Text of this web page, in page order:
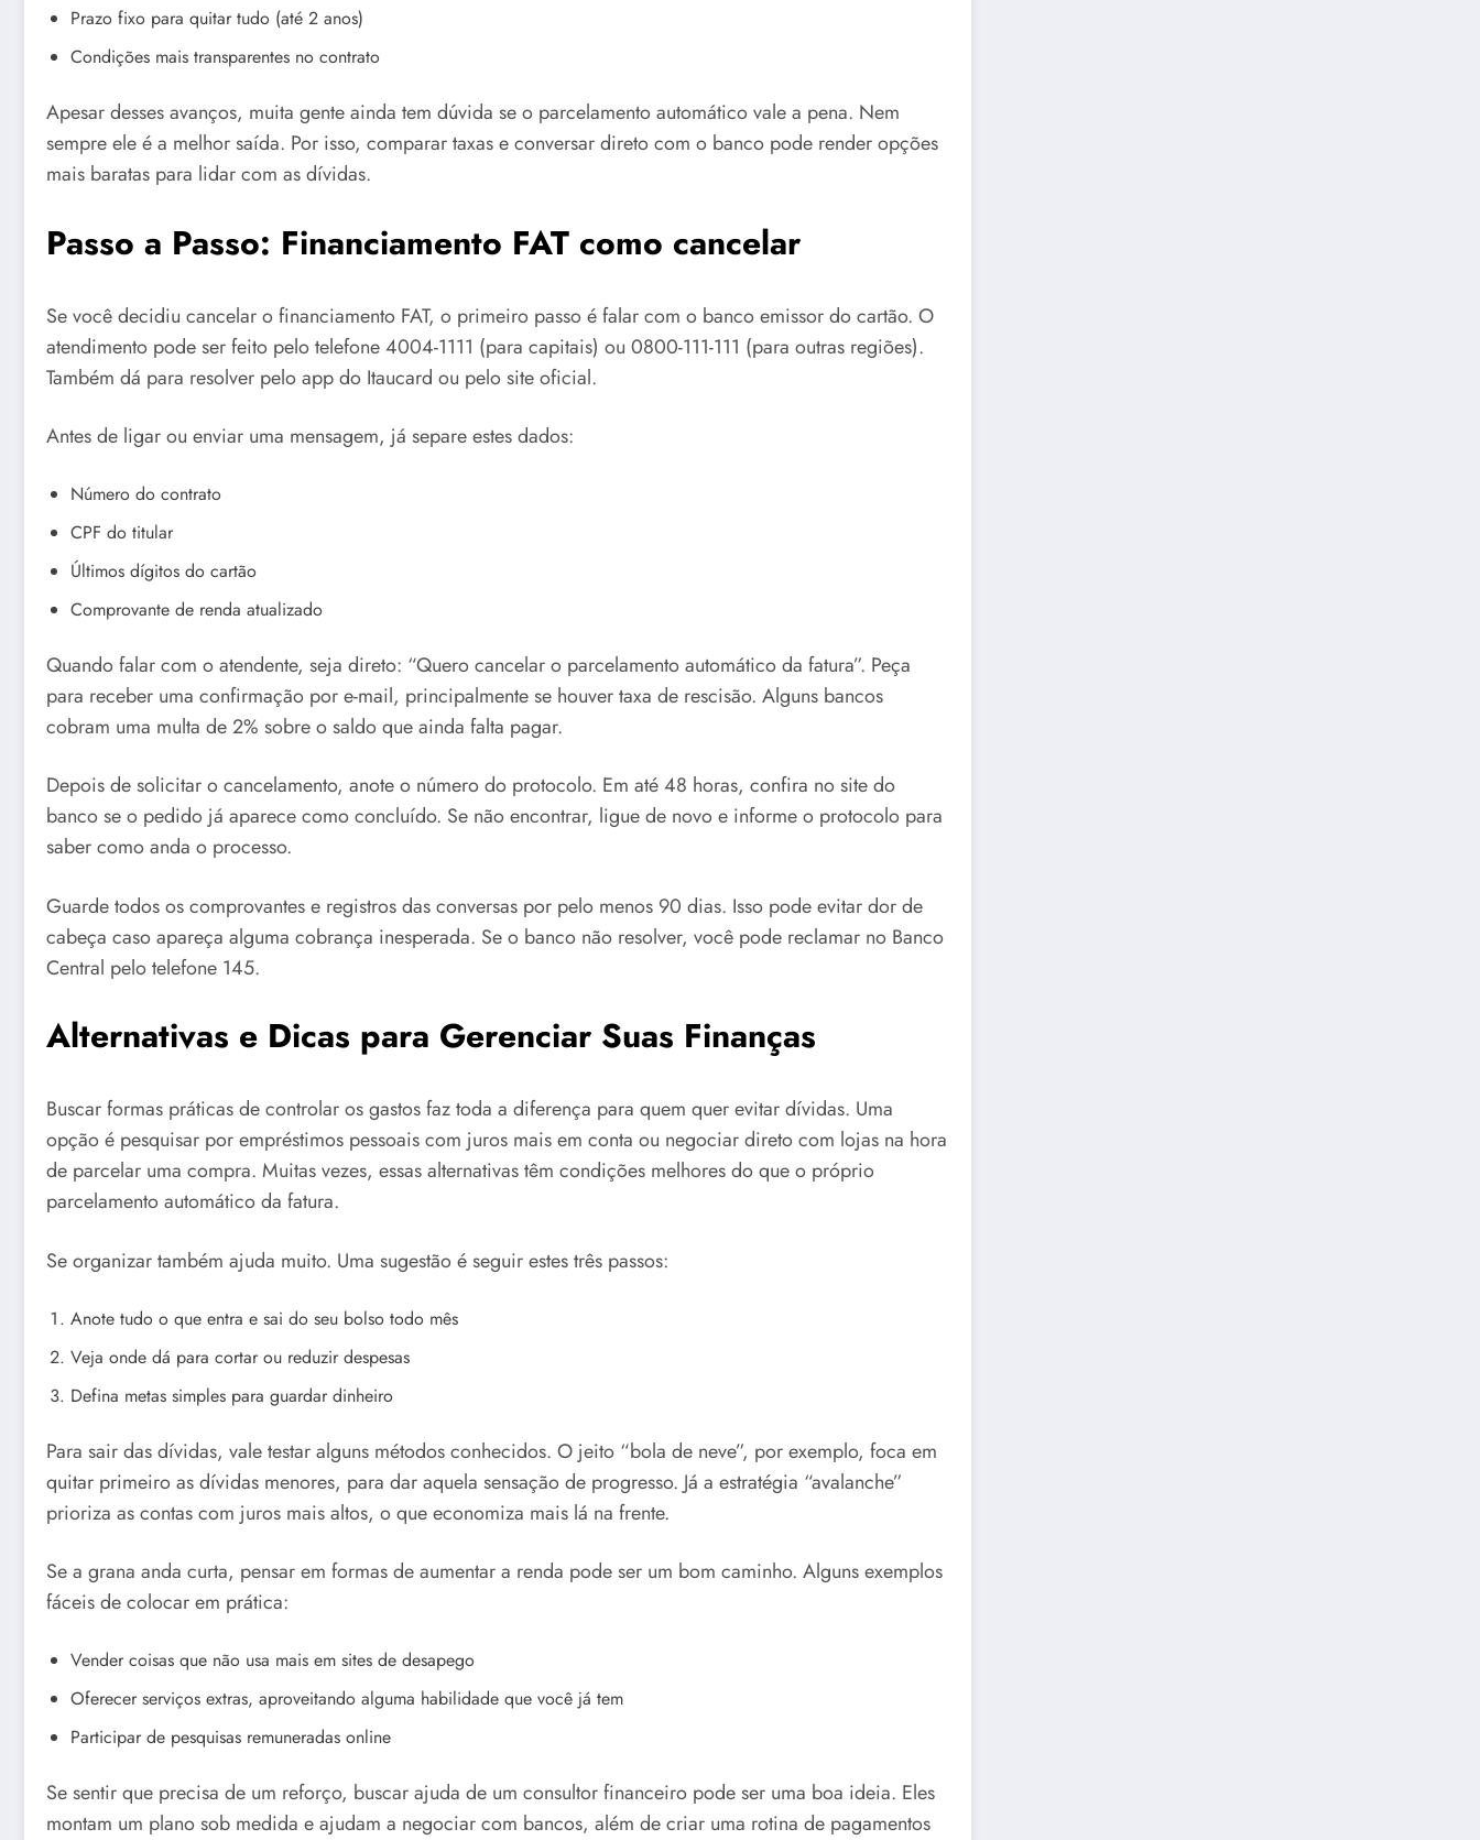
Prazo fixo para quitar tudo (até 2 anos)
Condições mais transparentes no contrato
Apesar desses avanços, muita gente ainda tem dúvida se o parcelamento automático vale a pena. Nem
sempre ele é a melhor saída. Por isso, comparar taxas e conversar direto com o banco pode render opções
mais baratas para lidar com as dívidas.
Passo a Passo: Financiamento FAT como cancelar
Se você decidiu cancelar o financiamento FAT, o primeiro passo é falar com o banco emissor do cartão. O
atendimento pode ser feito pelo telefone 4004-1111 (para capitais) ou 0800-111-111 (para outras regiões).
Também dá para resolver pelo app do Itaucard ou pelo site oficial.
Antes de ligar ou enviar uma mensagem, já separe estes dados:
Número do contrato
CPF do titular
Últimos dígitos do cartão
Comprovante de renda atualizado
Quando falar com o atendente, seja direto: “Quero cancelar o parcelamento automático da fatura”. Peça
para receber uma confirmação por e-mail, principalmente se houver taxa de rescisão. Alguns bancos
cobram uma multa de 2% sobre o saldo que ainda falta pagar.
Depois de solicitar o cancelamento, anote o número do protocolo. Em até 48 horas, confira no site do
banco se o pedido já aparece como concluído. Se não encontrar, ligue de novo e informe o protocolo para
saber como anda o processo.
Guarde todos os comprovantes e registros das conversas por pelo menos 90 dias. Isso pode evitar dor de
cabeça caso apareça alguma cobrança inesperada. Se o banco não resolver, você pode reclamar no Banco
Central pelo telefone 145.
Alternativas e Dicas para Gerenciar Suas Finanças
Buscar formas práticas de controlar os gastos faz toda a diferença para quem quer evitar dívidas. Uma
opção é pesquisar por empréstimos pessoais com juros mais em conta ou negociar direto com lojas na hora
de parcelar uma compra. Muitas vezes, essas alternativas têm condições melhores do que o próprio
parcelamento automático da fatura.
Se organizar também ajuda muito. Uma sugestão é seguir estes três passos:
Anote tudo o que entra e sai do seu bolso todo mês
Veja onde dá para cortar ou reduzir despesas
Defina metas simples para guardar dinheiro
Para sair das dívidas, vale testar alguns métodos conhecidos. O jeito “bola de neve”, por exemplo, foca em
quitar primeiro as dívidas menores, para dar aquela sensação de progresso. Já a estratégia “avalanche”
prioriza as contas com juros mais altos, o que economiza mais lá na frente.
Se a grana anda curta, pensar em formas de aumentar a renda pode ser um bom caminho. Alguns exemplos
fáceis de colocar em prática:
Vender coisas que não usa mais em sites de desapego
Oferecer serviços extras, aproveitando alguma habilidade que você já tem
Participar de pesquisas remuneradas online
Se sentir que precisa de um reforço, buscar ajuda de um consultor financeiro pode ser uma boa ideia. Eles
montam um plano sob medida e ajudam a negociar com bancos, além de criar uma rotina de pagamentos